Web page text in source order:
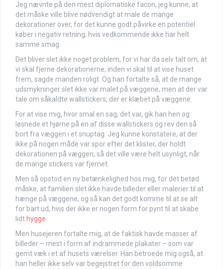
Jeg nævnte på den mest diplomatiske facon, jeg kunne, at
det måske ville blive nødvendigt at male de mange
dekorationer over, for det kunne godt påvirke en potentiel
køber i negativ retning, hvis vedkommende ikke har helt
samme smag.
Det bliver slet ikke noget problem, for vi har da selv talt om, at
vi skal fjerne dekorationerne, inden vi skal til at vise huset
frem, sagde manden roligt. Og han fortalte så, at de mange
udsmykninger slet ikke var malet på væggene, men at der var
tale om såkaldte wallstickers, der er klæbet på væggene.
For at vise mig, hvor smal en sag, det var, gik han hen og
løsnede et hjørne på en af disse wallstickers og rev den så
bort fra væggen i et snuptag. Jeg kunne konstatere, at der
ikke på nogen måde var spor efter det klister, der holdt
dekorationen på væggen, så det ville være helt usynligt, når
de mange stickers var fjernet.
Men så opstod en ny betænkelighed hos mig, for det betød
måske, at familien slet ikke havde billeder eller malerier til at
hænge på væggene, og så kan det godt komme til at se alt
for bart ud, hvis der ikke er nogen form for pynt til at skabe
lidt hygge
Men husejeren fortalte mig, at de faktisk havde masser af
billeder – mest i form af indrammede plakater – som var
gemt væk i et af husets værelser. Han betroede mig også, at
han heller ikke selv var begejstret for den voldsomme